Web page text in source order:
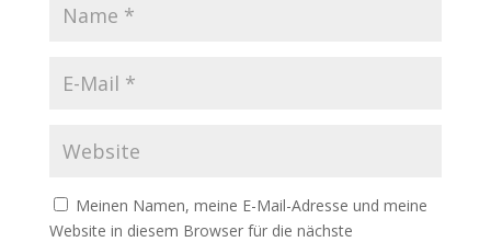
Meinen Namen, meine E-Mail-Adresse und meine
Website in diesem Browser für die nächste